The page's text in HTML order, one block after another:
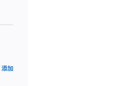
添加